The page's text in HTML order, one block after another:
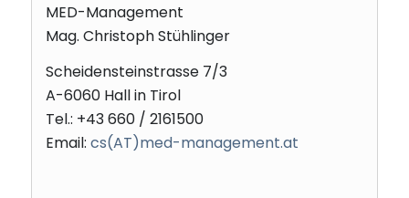
MED-Management
Mag. Christoph Stühlinger
Scheidensteinstrasse 7/3
A-6060 Hall in Tirol
Tel.: +43 660 / 2161500
Email: cs(AT)med-management.at